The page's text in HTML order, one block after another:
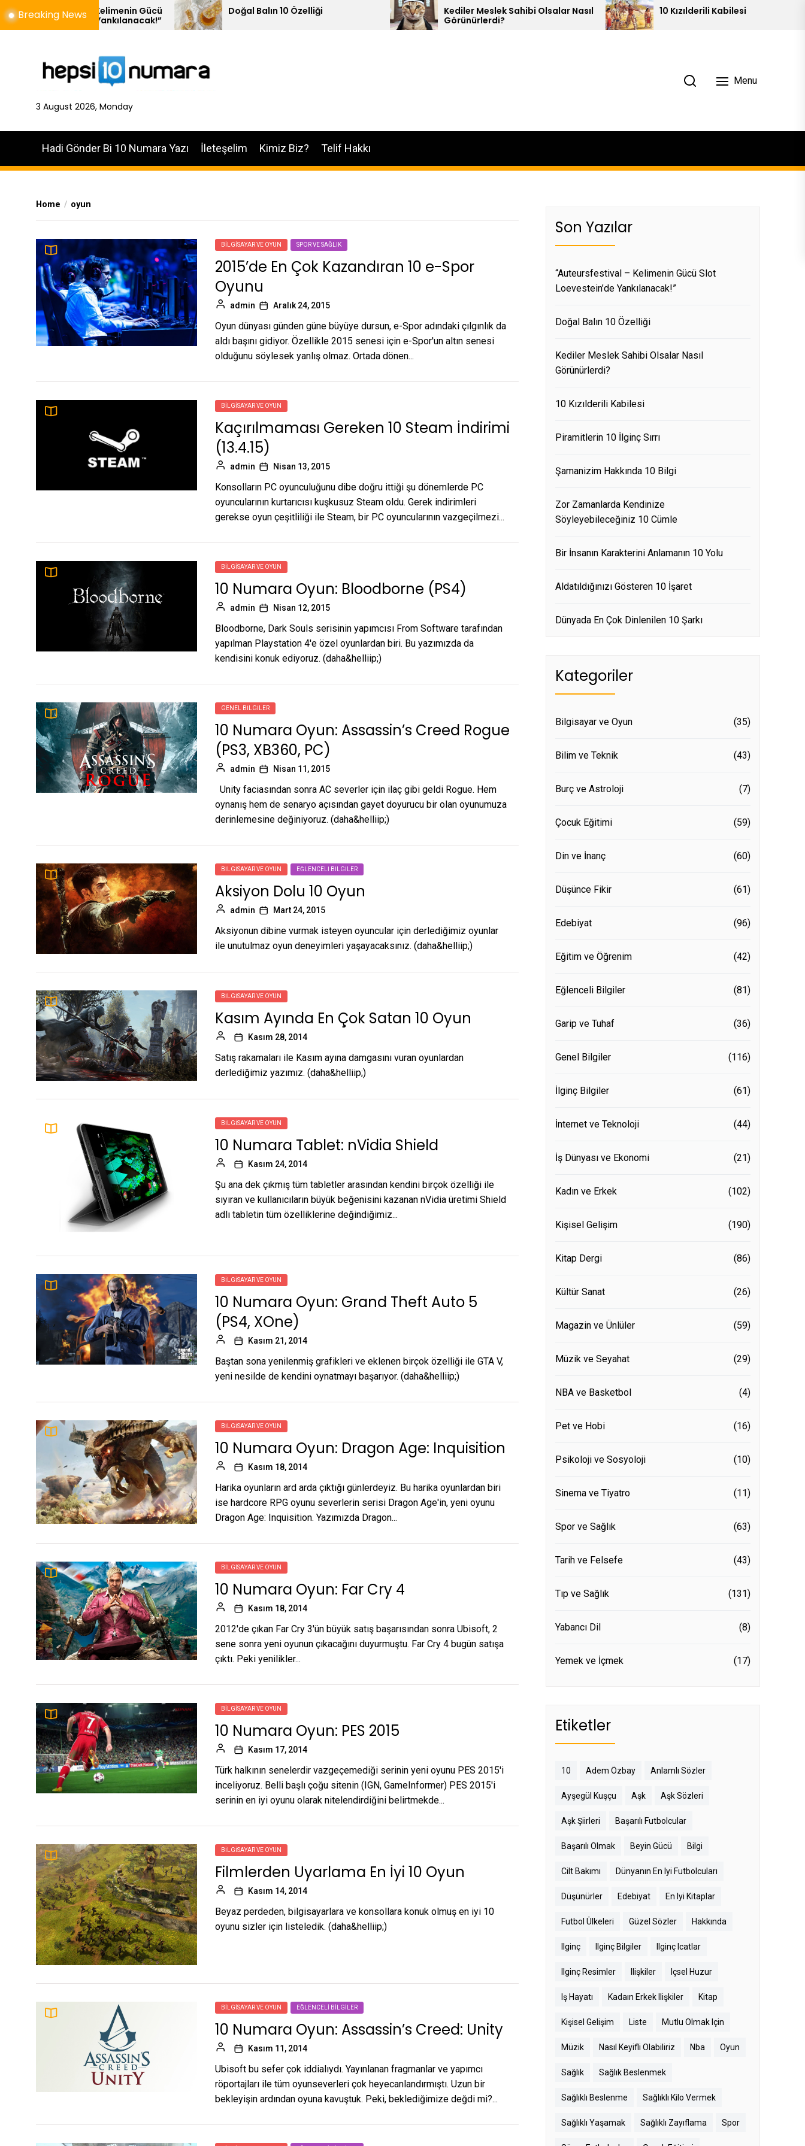
Skip
to
Breaking News
– Kelimenin Gücü
Yankılanacak!”
Doğal Balın 10 Özelliği
Kediler Meslek Sahibi Olsalar Nasıl
Görünürlerdi?
10 Kızılderili Kabilesi
3 August 2026, Monday
Menu
Hadi Gönder Bi 10 Numara Yazı İleteşelim Kimiz Biz? Telif Hakkı
Home oyun
BILGISAYAR VE OYUN SPOR VE SAĞLIK
2015’de En Çok Kazandıran 10 e-Spor
Oyunu
admin Aralık 24, 2015
Oyun dünyası günden güne büyüye dursun, e-Spor adındaki çılgınlık da
aldı başını gidiyor. Özellikle 2015 senesi için e-Spor'un altın senesi
olduğunu söylesek yanlış olmaz. Ortada dönen...
BILGISAYAR VE OYUN
Kaçırılmaması Gereken 10 Steam İndirimi
(13.4.15)
admin Nisan 13, 2015
Konsolların PC oyunculuğunu dibe doğru ittiği şu dönemlerde PC
oyuncularının kurtarıcısı kuşkusuz Steam oldu. Gerek indirimleri
gerekse oyun çeşitliliği ile Steam, bir PC oyuncularının vazgeçilmezi...
BILGISAYAR VE OYUN
10 Numara Oyun: Bloodborne (PS4)
admin Nisan 12, 2015
Bloodborne, Dark Souls serisinin yapımcısı From Software tarafından
yapılman Playstation 4'e özel oyunlardan biri. Bu yazımızda da
kendisini konuk ediyoruz. (daha&helliip;)
GENEL BILGILER
10 Numara Oyun: Assassin’s Creed Rogue
(PS3, XB360, PC)
admin Nisan 11, 2015
Unity faciasından sonra AC severler için ilaç gibi geldi Rogue. Hem
oynanış hem de senaryo açısından gayet doyurucu bir olan oyunumuza
derinlemesine değiniyoruz. (daha&helliip;)
BILGISAYAR VE OYUN EĞLENCELI BILGILER
Aksiyon Dolu 10 Oyun
admin Mart 24, 2015
Aksiyonun dibine vurmak isteyen oyuncular için derlediğimiz oyunlar
ile unutulmaz oyun deneyimleri yaşayacaksınız. (daha&helliip;)
BILGISAYAR VE OYUN
Kasım Ayında En Çok Satan 10 Oyun
Kasım 28, 2014
Satış rakamaları ile Kasım ayına damgasını vuran oyunlardan
derlediğimiz yazımız. (daha&helliip;)
BILGISAYAR VE OYUN
10 Numara Tablet: nVidia Shield
Kasım 24, 2014
Şu ana dek çıkmış tüm tabletler arasından kendini birçok özelliği ile
sıyıran ve kullanıcıların büyük beğenisini kazanan nVidia üretimi Shield
adlı tabletin tüm özelliklerine değindiğimiz...
BILGISAYAR VE OYUN
10 Numara Oyun: Grand Theft Auto 5
(PS4, XOne)
Kasım 21, 2014
Baştan sona yenilenmiş grafikleri ve eklenen birçok özelliği ile GTA V,
yeni nesilde de kendini oynatmayı başarıyor. (daha&helliip;)
BILGISAYAR VE OYUN
10 Numara Oyun: Dragon Age: Inquisition
Kasım 18, 2014
Harika oyunların ard arda çıktığı günlerdeyiz. Bu harika oyunlardan biri
ise hardcore RPG oyunu severlerin serisi Dragon Age'in, yeni oyunu
Dragon Age: Inquisition. Yazımızda Dragon...
BILGISAYAR VE OYUN
10 Numara Oyun: Far Cry 4
Kasım 18, 2014
2012'de çıkan Far Cry 3'ün büyük satış başarısından sonra Ubisoft, 2
sene sonra yeni oyunun çıkacağını duyurmuştu. Far Cry 4 bugün satışa
çıktı. Peki yenilikler...
BILGISAYAR VE OYUN
10 Numara Oyun: PES 2015
Kasım 17, 2014
Türk halkının senelerdir vazgeçemediği serinin yeni oyunu PES 2015'i
inceliyoruz. Belli başlı çoğu sitenin (IGN, GameInformer) PES 2015'i
serinin en iyi oyunu olarak nitelendirdiğini belirtmekde...
BILGISAYAR VE OYUN
Filmlerden Uyarlama En İyi 10 Oyun
Kasım 14, 2014
Beyaz perdeden, bilgisayarlara ve konsollara konuk olmuş en iyi 10
oyunu sizler için listeledik. (daha&helliip;)
BILGISAYAR VE OYUN EĞLENCELI BILGILER
10 Numara Oyun: Assassin’s Creed: Unity
Kasım 11, 2014
Ubisoft bu sefer çok iddialıydı. Yayınlanan fragmanlar ve yapımcı
röportajları ile tüm oyunseverleri çok heyecanlandırmıştı. Uzun bir
bekleyişin ardından oyuna kavuştuk. Peki, beklediğimize değdi mi?...
Son Yazılar
“Auteursfestival – Kelimenin Gücü Slot
Loevestein’de Yankılanacak!”
Doğal Balın 10 Özelliği
Kediler Meslek Sahibi Olsalar Nasıl
Görünürlerdi?
10 Kızılderili Kabilesi
Piramitlerin 10 İlginç Sırrı
Şamanizim Hakkında 10 Bilgi
Zor Zamanlarda Kendinize
Söyleyebileceğiniz 10 Cümle
Bir İnsanın Karakterini Anlamanın 10 Yolu
Aldatıldığınızı Gösteren 10 İşaret
Dünyada En Çok Dinlenilen 10 Şarkı
Kategoriler
Bilgisayar ve Oyun (35)
Bilim ve Teknik (43)
Burç ve Astroloji (7)
Çocuk Eğitimi (59)
Din ve İnanç (60)
Düşünce Fikir (61)
Edebiyat (96)
Eğitim ve Öğrenim (42)
Eğlenceli Bilgiler (81)
Garip ve Tuhaf (36)
Genel Bilgiler (116)
İlginç Bilgiler (61)
İnternet ve Teknoloji (44)
İş Dünyası ve Ekonomi (21)
Kadın ve Erkek (102)
Kişisel Gelişim (190)
Kitap Dergi (86)
Kültür Sanat (26)
Magazin ve Ünlüler (59)
Müzik ve Seyahat (29)
NBA ve Basketbol (4)
Pet ve Hobi (16)
Psikoloji ve Sosyoloji (10)
Sinema ve Tiyatro (11)
Spor ve Sağlık (63)
Tarih ve Felsefe (43)
Tıp ve Sağlık (131)
Yabancı Dil (8)
Yemek ve İçmek (17)
Etiketler
10 Adem Özbay Anlamlı Sözler
Ayşegül Kuşçu Aşk Aşk Sözleri
Aşk Şiirleri Başarılı Futbolcular
Başarılı Olmak Beyin Gücü Bilgi
Cilt Bakımı Dünyanın En Iyi Futbolcuları
Düşünürler Edebiyat En Iyi Kitaplar
Futbol Ülkeleri Güzel Sözler Hakkında
Ilginç Ilginç Bilgiler Ilginç Icatlar
Ilginç Resimler Ilişkiler Içsel Huzur
Iş Hayatı Kadaın Erkek Ilişkiler Kitap
Kişisel Gelişim Liste Mutlu Olmak Için
Müzik Nasıl Keyifli Olabiliriz Nba Oyun
Sağlık Sağlık Beslenmek
Sağlıklı Beslenme Sağlıklı Kilo Vermek
Sağlıklı Yaşamak Sağlıklı Zayıflama Spor